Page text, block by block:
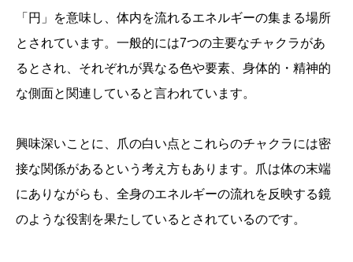
「円」を意味し、体内を流れるエネルギーの集まる場所
とされています。一般的には7つの主要なチャクラがあ
るとされ、それぞれが異なる色や要素、身体的・精神的
な側面と関連していると言われています。
興味深いことに、爪の白い点とこれらのチャクラには密
接な関係があるという考え方もあります。爪は体の末端
にありながらも、全身のエネルギーの流れを反映する鏡
のような役割を果たしているとされているのです。